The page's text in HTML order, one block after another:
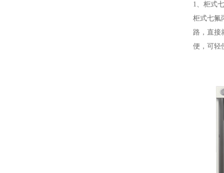
1、柜式
柜式七氟
路，直接
便，可轻